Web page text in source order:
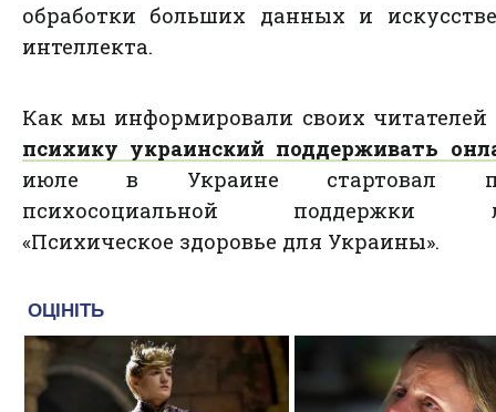
обработки больших данных и
интеллекта.
Как мы информировали своих читателей
психику украинский поддерживать
июле в Украине стартовал
психосоциальной поддержки
«Психическое здоровье для Украины».